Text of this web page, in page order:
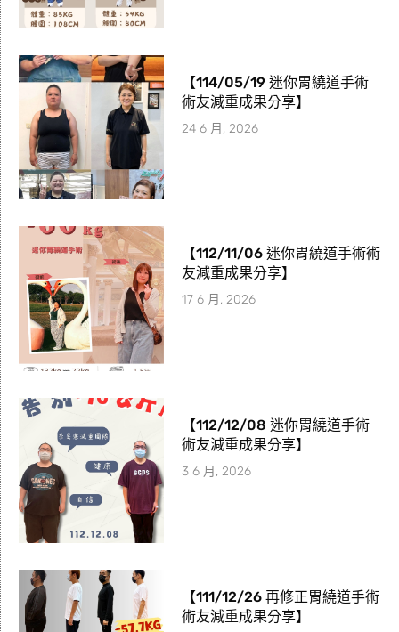
【114/05/19 迷你胃繞道手術
術友減重成果分享】
24 6 月, 2026
【112/11/06 迷你胃繞道手術術
友減重成果分享】
17 6 月, 2026
【112/12/08 迷你胃繞道手術
術友減重成果分享】
3 6 月, 2026
【111/12/26 再修正胃繞道手術
術友減重成果分享】